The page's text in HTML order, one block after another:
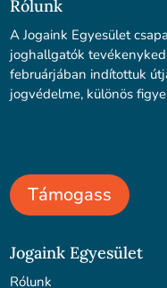
Rólunk
A Jogaink Egyesület
joghallgatók
februárjában indítottuk
jogvédelme, különös
Támogass
Jogaink Egyesület
Rólunk